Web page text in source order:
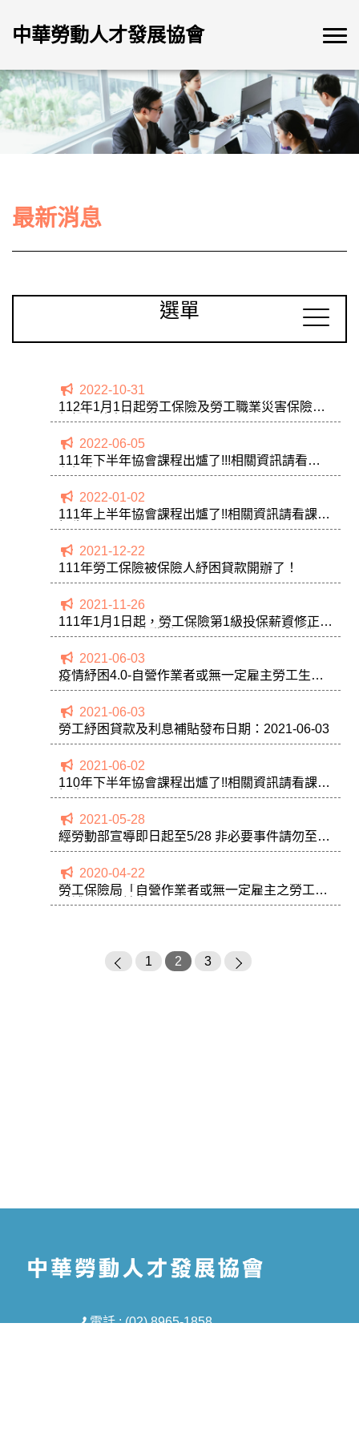
中華勞動人才發展協會
最新消息
選單
2022-10-31
112年1月1日起勞工保險及勞工職業災害保險第1
級投保薪資修正為26,400元。
2022-06-05
111年下半年協會課程出爐了!!!相關資訊請看課
程招生
2022-01-02
111年上半年協會課程出爐了!!相關資訊請看課程
招生
2021-12-22
111年勞工保險被保險人紓困貸款開辦了！
2021-11-26
111年1月1日起，勞工保險第1級投保薪資修正為
25,250元，調整職業工會被保險人勞保「職業災
2021-06-03
疫情紓困4.0-自營作業者或無一定雇主勞工生活
補貼
2021-06-03
勞工紓困貸款及利息補貼發布日期：2021-06-03
2021-06-02
110年下半年協會課程出爐了!!相關資訊請看課程
招生
2021-05-28
經勞動部宣導即日起至5/28 非必要事件請勿至工
會現場
2020-04-22
勞工保險局「自營作業者或無一定雇主之勞工生
活補貼」申請書
1 2 3
電話 : (02) 8965-1858